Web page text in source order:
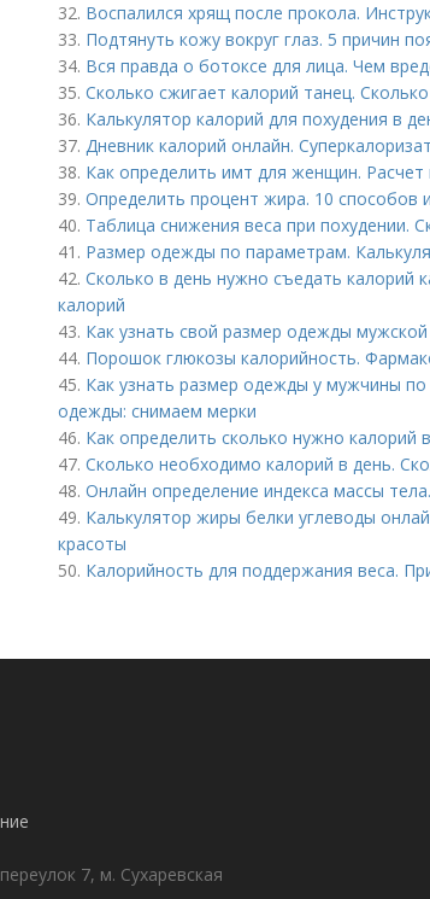
32. Воспалился хрящ после прокола.
33. Подтянуть кожу вокруг глаз. 5 причин
34. Вся правда о ботоксе для лица. Чем
35. Сколько сжигает калорий танец.
36. Калькулятор калорий для похудения в
37. Дневник калорий онлайн.
38. Как определить имт для женщин.
39. Определить процент жира. 10 способов
40. Таблица снижения веса при похудении.
41. Размер одежды по параметрам.
42. Сколько в день нужно съедать калорий
калорий
43. Как узнать свой размер одежды
44. Порошок глюкозы калорийность.
45. Как узнать размер одежды у мужчины
одежды: снимаем мерки
46. Как определить сколько нужно калорий
47. Сколько необходимо калорий в день.
48. Онлайн определение индекса массы
49. Калькулятор жиры белки углеводы
красоты
50. Калорийность для поддержания веса.
7, м. Сухаревская